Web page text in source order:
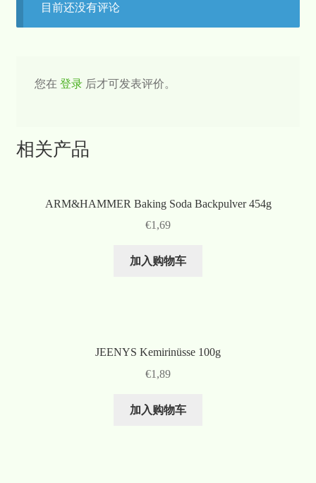
目前还没有评论
您在 登录后才可发表评价。
相关产品
ARM&HAMMER Baking Soda Backpulver 454g
€1,69
加入购物车
JEENYS Kemirinüsse 100g
€1,89
加入购物车